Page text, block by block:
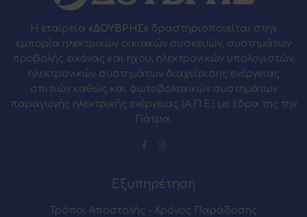
Η εταιρεία «ΔΟΥΒΡΗΣ» δραστηριοποιείται στην
εμπορία ηλεκτρικών οικιακών συσκευών, συστημάτων
προβολής εικόνας και ήχου, ηλεκτρονικών υπολογιστών,
ηλεκτρονικών συστημάτων διαχείρισης ενέργειας
σπιτιών καθώς και φωτοβολταϊκών συστημάτων
παραγωγής ηλεκτρικής ενέργειας (Α.Π.Ε.) με έδρα της την
Πάτρα.
Εξυπηρέτηση
Τρόποι Αποστολής - Χρόνος Παράδοσης